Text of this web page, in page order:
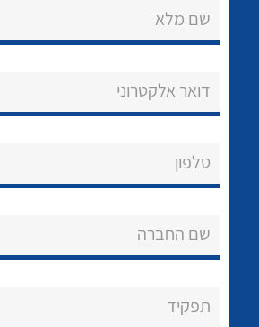
הצוות שלנו
שירותי תמיכה
לכל מוצרי היצרן
שם מלא
דואר אלקטרוני
טלפון
שם החברה
תפקיד